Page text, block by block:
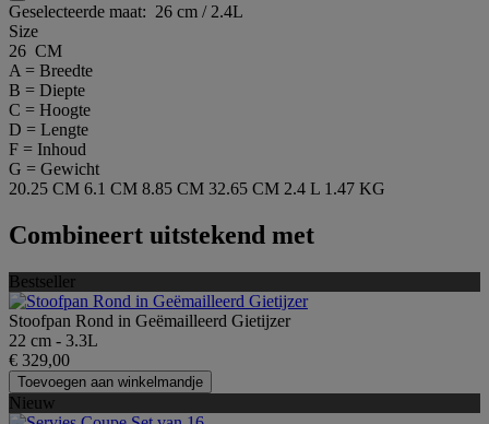
Geselecteerde maat: 26 cm / 2.4L
Size
26 CM
A = Breedte
B = Diepte
C = Hoogte
D = Lengte
F = Inhoud
G = Gewicht
20.25 CM 6.1 CM 8.85 CM 32.65 CM 2.4 L 1.47 KG
Combineert uitstekend met
Bestseller
Stoofpan Rond in Geëmailleerd Gietijzer
22 cm - 3.3L
€ 329,00
Toevoegen aan winkelmandje
Nieuw